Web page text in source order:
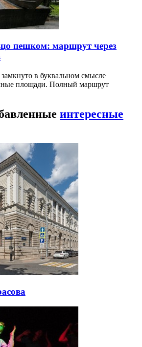
пешком: маршрут через
в буквальном смысле
площади. Полный маршрут
интересные